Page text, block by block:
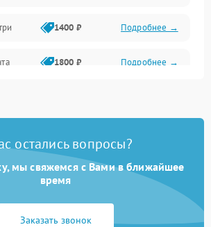
1400 ₽ Подробнее →
1800 ₽ Подробнее →
1800 ₽ Подробнее →
остались вопросы?
мы свяжемся с Вами в ближайшее
время
Заказать звонок